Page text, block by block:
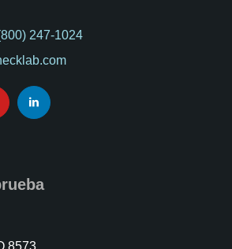
247-1024
8573